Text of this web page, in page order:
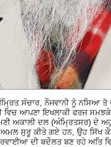
ਸੰਚਾਰ, ਨੌਜਵਾਨੀ ਨੂੰ ਨਸਿਆ
ਵਿਚ ਆਪਣਾ ਇਖਲਾਕੀ ਫਰਜ
ਅਕਾਲੀ ਦਲ (ਅੰਮ੍ਰਿਤਸਰ) ਦੇ
ਸੁਰੂ ਕੀਤੇ ਗਏ ਹਨ, ਉਹ ਸਿੱਖ
ਦੀ ਬਦੌਲਤ ਬਣ ਰਹੇ ਅਤਿ